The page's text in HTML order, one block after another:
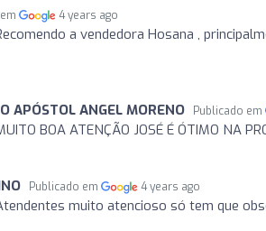
4 years ago
a vendedora Hosana ,
APÓSTOL ANGEL MORENO Publicado em
BOA ATENÇÃO JOSÉ É ÓTIMO NA
Publicado em 4 years ago
muito atencioso só tem que